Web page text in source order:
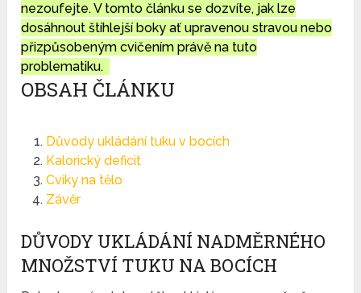
nezoufejte. V tomto článku se dozvíte, jak lze
dosáhnout štíhlejší boky ať upravenou stravou nebo
přizpůsobeným cvičením právě na tuto
problematiku.
OBSAH ČLÁNKU
Důvody ukládání tuku v bocích
Kalorický deficit
Cviky na tělo
Závěr
DŮVODY UKLÁDÁNÍ NADMĚRNÉHO
MNOŽSTVÍ TUKU NA BOCÍCH